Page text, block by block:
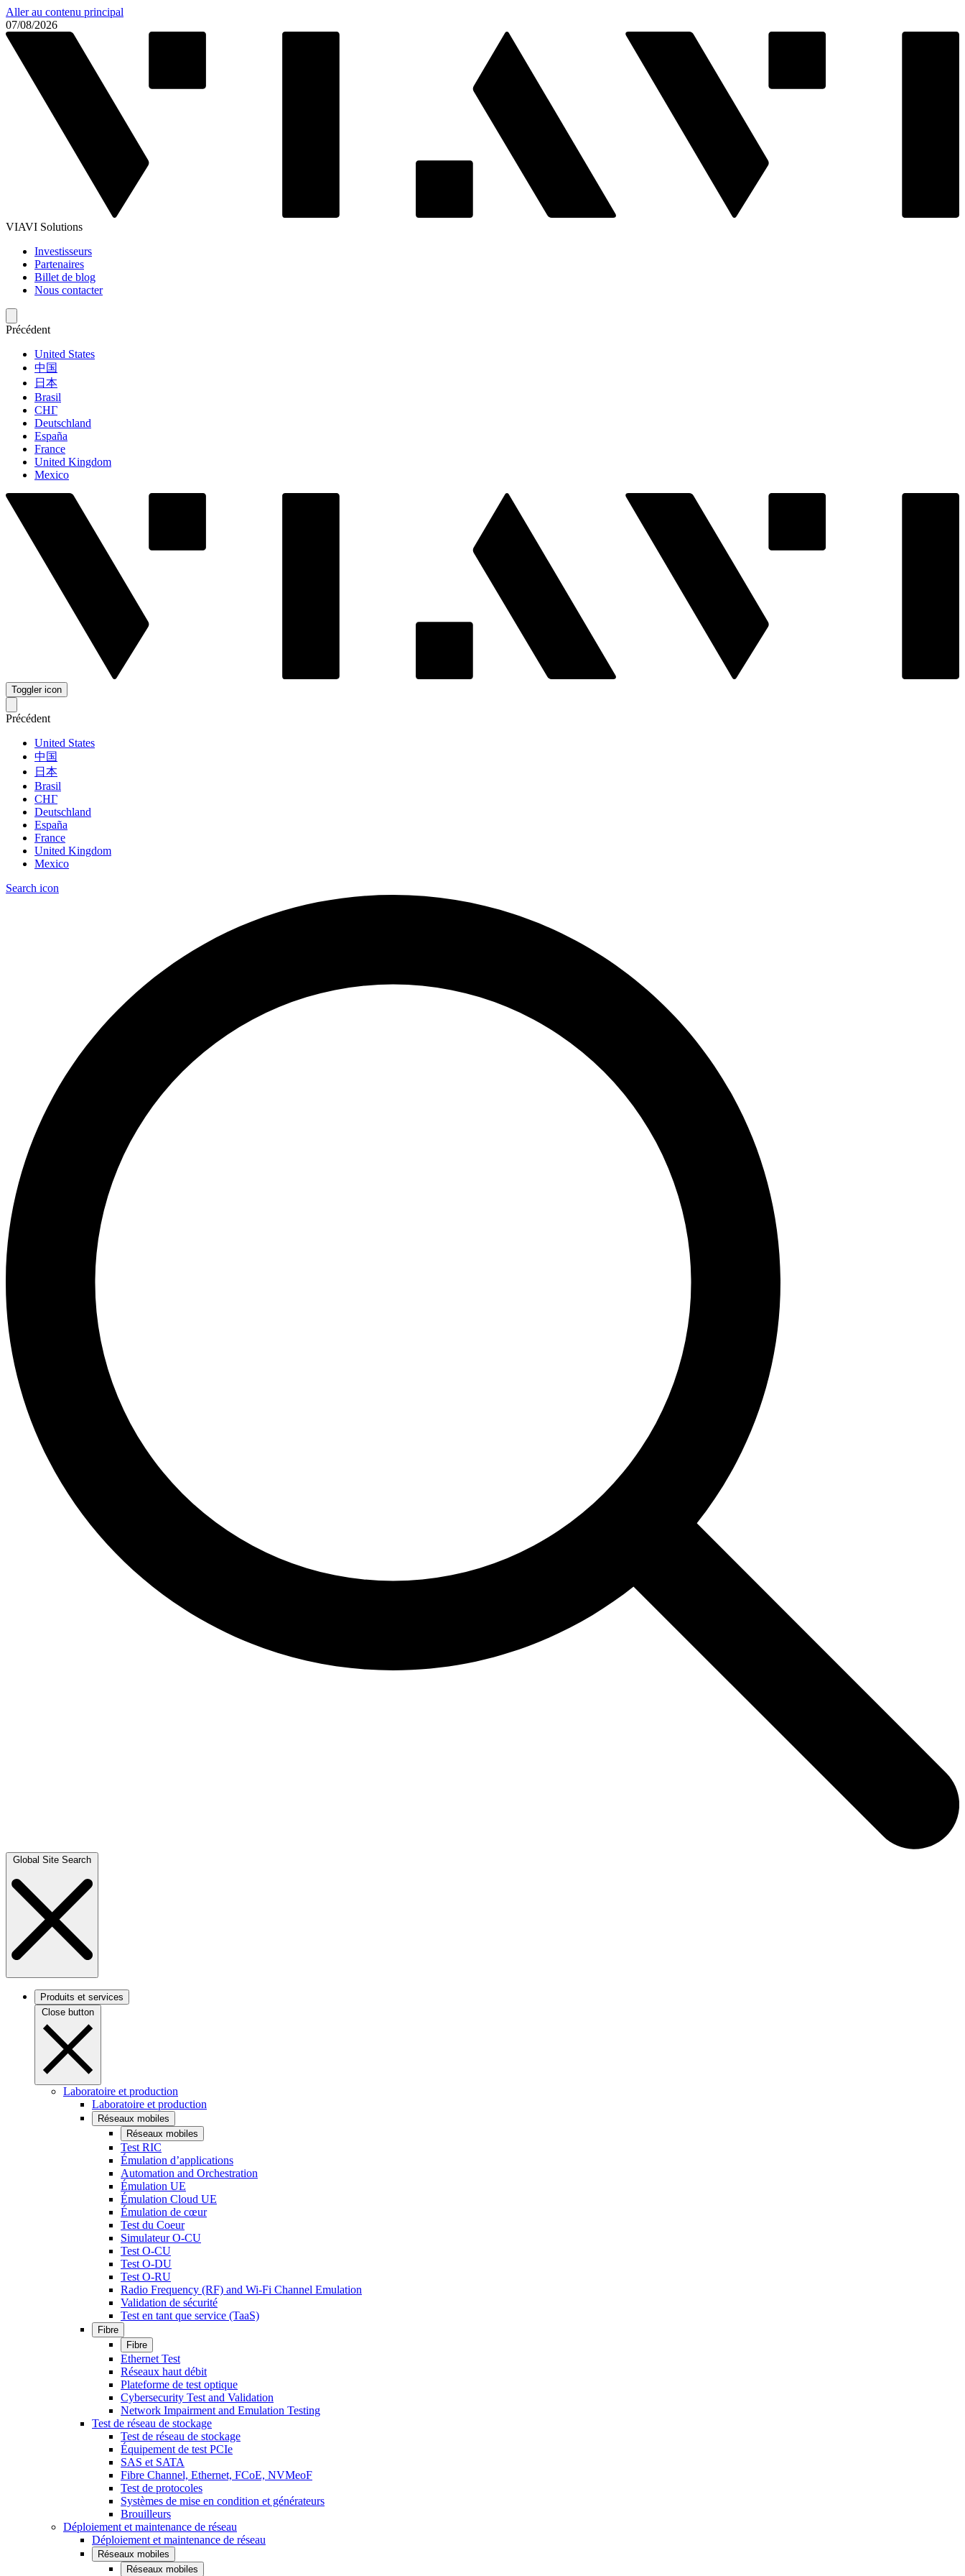
Aller au contenu principal
07/08/2026
VIAVI Solutions
Investisseurs
Partenaires
Billet de blog
Nous contacter
Précédent
United States
中国
日本
Brasil
СНГ
Deutschland
España
France
United Kingdom
Mexico
Toggler icon
Précédent
United States
中国
日本
Brasil
СНГ
Deutschland
España
France
United Kingdom
Mexico
Search icon
Global Site Search
Produits et services
Close button
Laboratoire et production
Laboratoire et production
Réseaux mobiles
Réseaux mobiles
Test RIC
Émulation d’applications
Automation and Orchestration
Émulation UE
Émulation Cloud UE
Émulation de cœur
Test du Coeur
Simulateur O-CU
Test O-CU
Test O-DU
Test O-RU
Radio Frequency (RF) and Wi-Fi Channel Emulation
Validation de sécurité
Test en tant que service (TaaS)
Fibre
Fibre
Ethernet Test
Réseaux haut débit
Plateforme de test optique
Cybersecurity Test and Validation
Network Impairment and Emulation Testing
Test de réseau de stockage
Test de réseau de stockage
Équipement de test PCIe
SAS et SATA
Fibre Channel, Ethernet, FCoE, NVMeoF
Test de protocoles
Systèmes de mise en condition et générateurs
Brouilleurs
Déploiement et maintenance de réseau
Déploiement et maintenance de réseau
Réseaux mobiles
Réseaux mobiles